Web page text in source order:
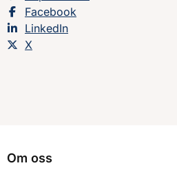
Dela sidan på
Facebook
Dela sidan på
LinkedIn
Dela sidan på
X
Om oss